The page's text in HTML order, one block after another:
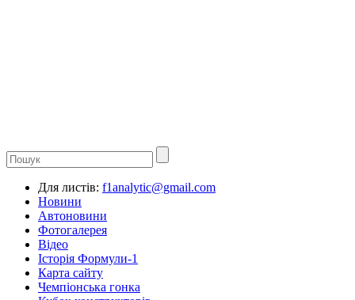
Для листів: f1analytic@gmail.com
Новини
Автоновини
Фотогалерея
Відео
Історія Формули-1
Карта сайту
Чемпіонська гонка